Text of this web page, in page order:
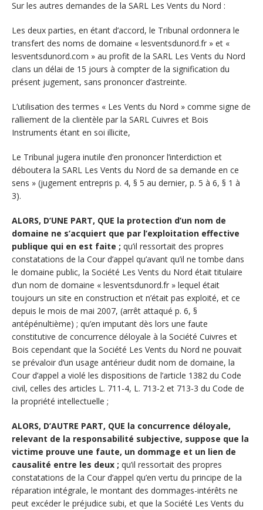
Sur les autres demandes de la SARL Les Vents du Nord :
Les deux parties, en étant d’accord, le Tribunal ordonnera le
transfert des noms de domaine « lesventsdunord.fr » et «
lesventsdunord.com » au profit de la SARL Les Vents du Nord
clans un délai de 15 jours à compter de la signification du
présent jugement, sans prononcer d’astreinte.
L’utilisation des termes « Les Vents du Nord » comme signe de
ralliement de la clientèle par la SARL Cuivres et Bois
Instruments étant en soi illicite,
Le Tribunal jugera inutile d’en prononcer l’interdiction et
déboutera la SARL Les Vents du Nord de sa demande en ce
sens » (jugement entrepris p. 4, § 5 au dernier, p. 5 à 6, § 1 à
3).
ALORS, D’UNE PART, QUE la protection d’un nom de
domaine ne s’acquiert que par l’exploitation effective
publique qui en est faite ; qu’il ressortait des propres
constatations de la Cour d’appel qu’avant qu’il ne tombe dans
le domaine public, la Société Les Vents du Nord était titulaire
d’un nom de domaine « lesventsdunord.fr » lequel était
toujours un site en construction et n’était pas exploité, et ce
depuis le mois de mai 2007, (arrêt attaqué p. 6, §
antépénultième) ; qu’en imputant dès lors une faute
constitutive de concurrence déloyale à la Société Cuivres et
Bois cependant que la Société Les Vents du Nord ne pouvait
se prévaloir d’un usage antérieur dudit nom de domaine, la
Cour d’appel a violé les dispositions de l’article 1382 du Code
civil, celles des articles L. 711-4, L. 713-2 et 713-3 du Code de
la propriété intellectuelle ;
ALORS, D’AUTRE PART, QUE la concurrence déloyale,
relevant de la responsabilité subjective, suppose que la
victime prouve une faute, un dommage et un lien de
causalité entre les deux ; qu’il ressortait des propres
constatations de la Cour d’appel qu’en vertu du principe de la
réparation intégrale, le montant des dommages-intérêts ne
peut excéder le préjudice subi, et que la Société Les Vents du